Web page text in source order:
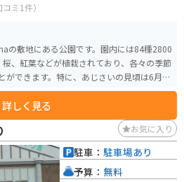
コミ1件）
の敷地にある公園です。園内には84種2800
、紅葉などが植栽されており、各々の季節
ができます。特に、あじさいの見頃は6月初
赤、青などの色とりどりの花が咲きとても
道を登ると、旧島津藩の山城「松尾城」を
あり、そこからは都城盆地や霧島連山を一
リーム、ソフトドリンク、お弁当、紫陽花
入することが可能です。
詳しく見る
お気に入り
駐車： 駐車場あり
予算： 無料